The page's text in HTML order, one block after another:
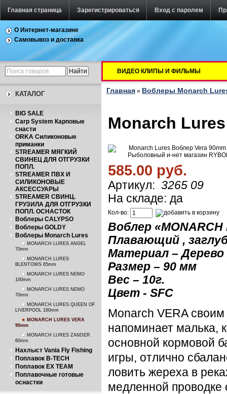
Главная страница Зарегистрироваться Вход с паролем
О Интернет-магазине
Самовывоз и доставка
КАТАЛОГ
BIG SALE
Carp System Карповые
снасти
ORKA Силиконовые
приманки
STREAMER МЯГКИЙ
СВИНЕЦ ДЛЯ ОТГРУЗКИ
ПОПЛ.
STREAMER ПВХ И
СИЛИКОНОВЫЕ
АКСЕССУАРЫ
STREAMER СВИНЦ.
ГРУЗИЛА ДЛЯ ОТГРУЗКИ
ПОПЛ. ОСНАСТОК
Воблеры CALYPSO
Воблеры GOLDY
Воблеры Monarch Lures
MONARCH LURES ANGEL
70mm
MONARCH LURES
BLENTOWS 65mm
MONARCH LURES NEMO
100mm
MONARCH LURES NEMO
70mm
MONARCH LURES QUEEN OF
LIVERPOOL 160mm
MONARCH LURES VERA
90mm
MONARCH LURES ZANDER
60mm
Нахлыст Vania Fly Fishing
Поплавок B-TECH
Поплавок EX TEAM
Поплавочные готовые
оснастки
ВИДЕО КЛИПЫ И ФИЛЬМЫ
Главная » Воблеры Monarch
Monarch
585.00 руб.
Артикул: 3265 09
На складе: да
Кол-во:
Воблер «MONARCH
Плавающий ,
Материал –
Размер – 90 мм
Вес – 10г.
Цвет - SFC
Monarch VERA
напоминает малька,
основной кормовой
игры, отлично
ловить жереха в
медленной